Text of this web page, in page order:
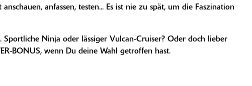
anfassen, testen... Es ist nie zu spät, um die Faszination
Ninja oder lässiger Vulcan-Cruiser? Oder doch lieber
BONUS, wenn Du deine Wahl getroffen hast.